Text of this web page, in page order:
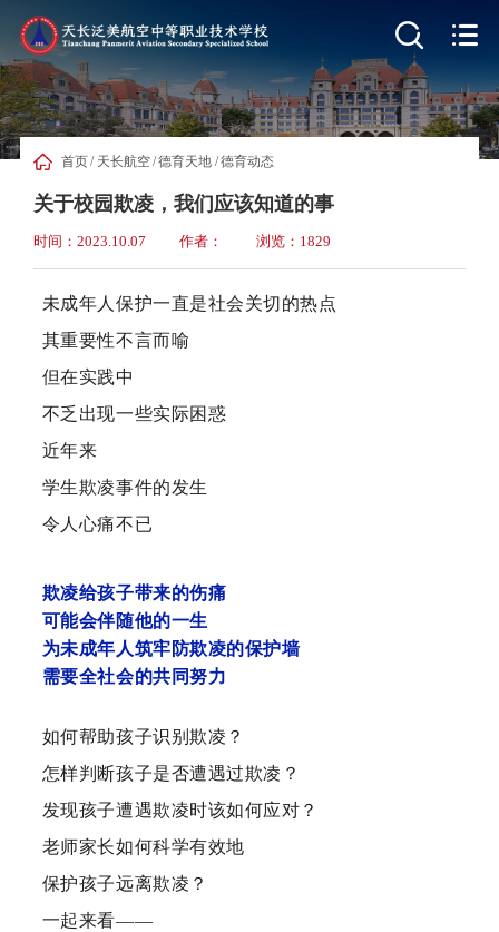
 
首页/ 天长航空/德育天地 /德育动态
关于校园欺凌，我们应该知道的事
时间：2023.10.07 作者： 浏览：1829
未成年人保护一直是社会关切的热点
其重要性不言而喻
但在实践中
不乏出现一些实际困惑
近年来
学生欺凌事件的发生
令人心痛不已
欺凌给孩子带来的伤痛
可能会伴随他的一生
为未成年人筑牢防欺凌的保护墙
需要全社会的共同努力
如何帮助孩子识别欺凌？
怎样判断孩子是否遭遇过欺凌？
发现孩子遭遇欺凌时该如何应对？
老师家长如何科学有效地
保护孩子远离欺凌？
一起来看——